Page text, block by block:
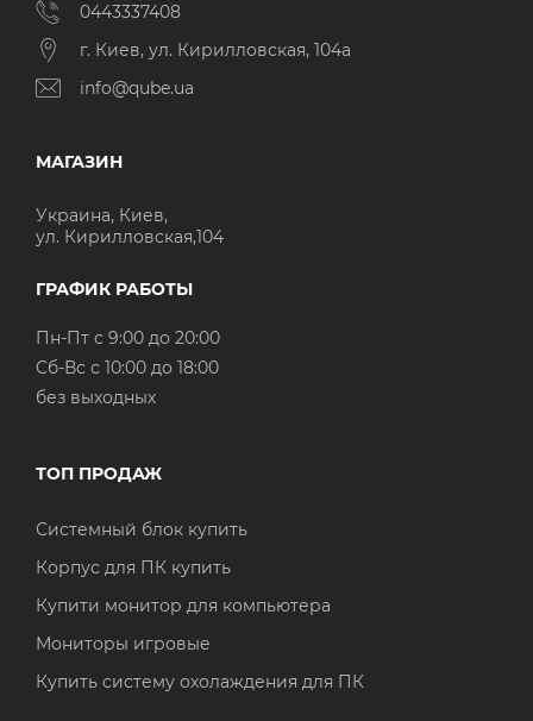
0443337408
г. Киев, ул. Кирилловская, 104а
info@qube.ua
МАГАЗИН
Украина, Киев,
ул. Кирилловская,104
ГРАФИК РАБОТЫ
Пн-Пт с 9:00 до 20:00
Cб-Вс с 10:00 до 18:00
без выходных
ТОП ПРОДАЖ
Системный блок купить
Корпус для ПК купить
Купити монитор для компьютера
Мониторы игровые
Купить систему охолаждения для ПК